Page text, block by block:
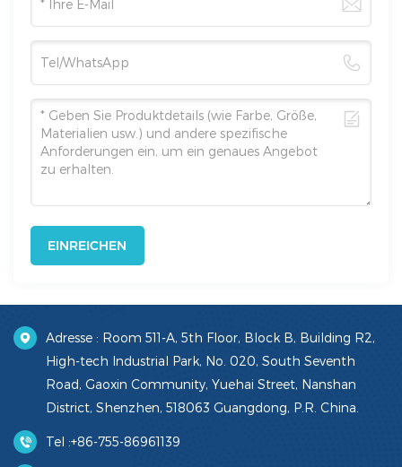
EINREICHEN
Adresse : Room 511-A, 5th Floor, Block B, Building R2,
High-tech Industrial Park, No. 020, South Seventh
Road, Gaoxin Community, Yuehai Street, Nanshan
District, Shenzhen, 518063 Guangdong, P.R. China.
Tel :+86-755-86961139